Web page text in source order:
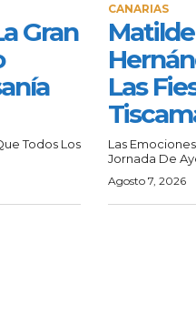
Gran
Todos Los
CANARIAS
Las
Las
Jornada De
Agosto 7, 2026